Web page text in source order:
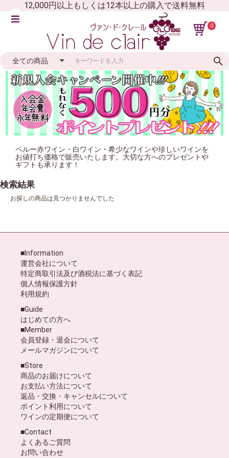
12,000円以上もしくは12本以上の購入で送料無料
0
ペルー赤ワイン・白ワイン・希少なワインや珍しいワインを
お値打ち価格で販売いたします。大切な方へのプレゼントや
ギフトも承ります！
検索結果
お探しの商品は見つかりませんでした
■Information
運営会社について
特定商取引法及び酒税法に基づく表記
個人情報保護方針
利用規約
■Guide
はじめての方へ
■Member
会員登録・退会について
メールマガジンについて
■Store
商品のお届けについて
お支払い方法について
返品・交換・キャンセルについて
ポイント利用について
ワインの定期便について
■Contact
よくあるご質問
お問い合わせ